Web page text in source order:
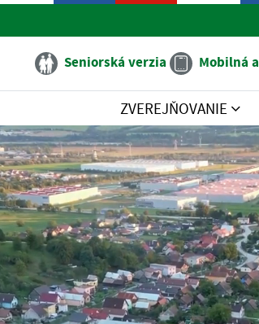
Seniorská verzia Mobilná
ZVEREJŇOVANIE